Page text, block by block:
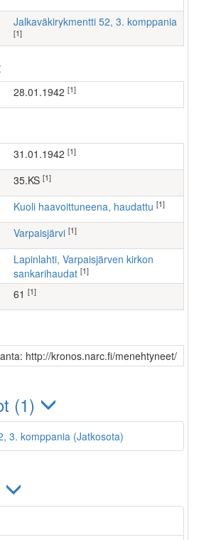
Jalkaväkirykmentti 52, 3. komppania
[1]
28.01.1942 [1]
31.01.1942 [1]
35.KS [1]
Kuoli haavoittuneena, haudattu [1]
Varpaisjärvi [1]
Lapinlahti, Varpaisjärven kirkon
sankarihaudat [1]
61 [1]
http://kronos.narc.fi/menehtyneet/
(1)
3. komppania (Jatkosota)